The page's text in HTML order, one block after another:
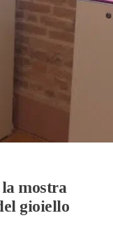
mostra
gioiello